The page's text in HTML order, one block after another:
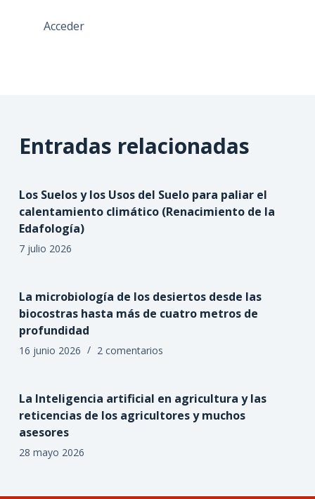
Acceder
Entradas relacionadas
Los Suelos y los Usos del Suelo para paliar el
calentamiento climático (Renacimiento de la
Edafología)
7 julio 2026
La microbiología de los desiertos desde las
biocostras hasta más de cuatro metros de
profundidad
16 junio 2026 2 comentarios
La Inteligencia artificial en agricultura y las
reticencias de los agricultores y muchos
asesores
28 mayo 2026